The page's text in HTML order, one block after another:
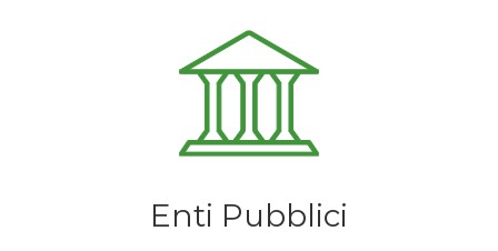
Enti Pubblici